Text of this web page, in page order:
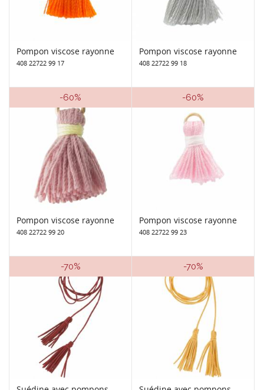
Pompon viscose rayonne
408 22722 99 17
Pompon viscose rayonne
408 22722 99 18
-60%
Pompon viscose rayonne
408 22722 99 20
-60%
Pompon viscose rayonne
408 22722 99 23
-70% -70%